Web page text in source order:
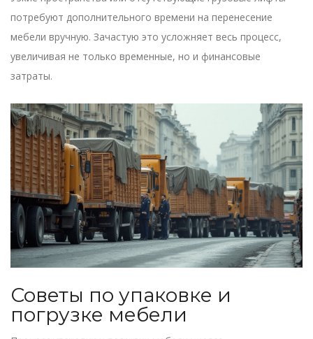
потребуют дополнительного времени на перенесение
мебели вручную. Зачастую это усложняет весь процесс,
увеличивая не только временные, но и финансовые
затраты.
Советы по упаковке и
погрузке мебели